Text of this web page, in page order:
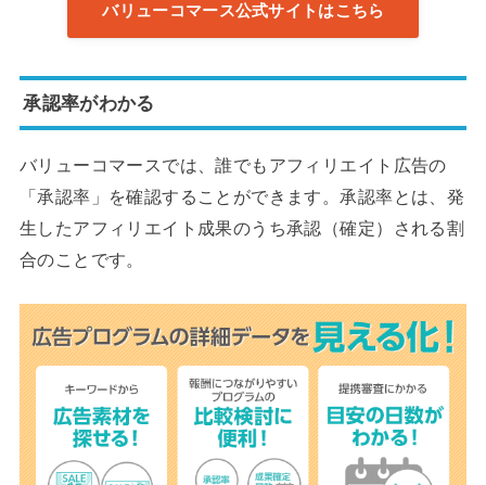
バリューコマース公式サイトはこちら
承認率がわかる
バリューコマースでは、誰でもアフィリエイト広告の
「承認率」を確認することができます。承認率とは、発
生したアフィリエイト成果のうち承認（確定）される割
合のことです。